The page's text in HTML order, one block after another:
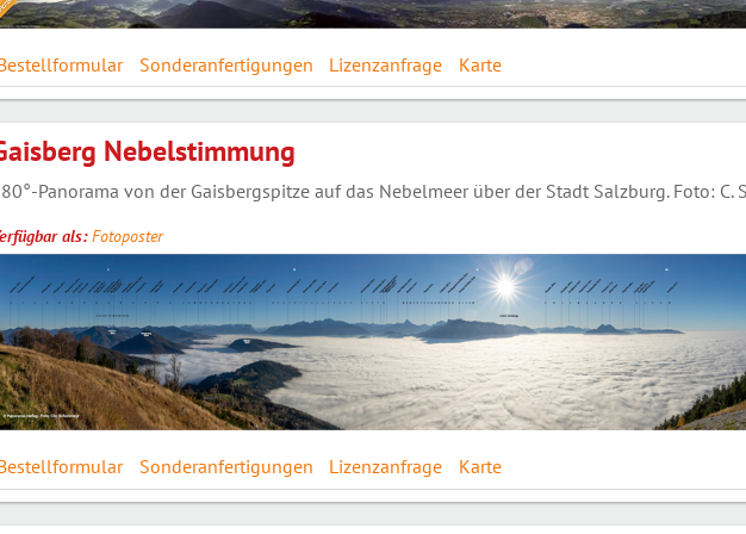
Sonderanfertigungen Lizenzanfrage Karte
Nebelstimmung
Panorama von der Gaisbergspitze auf das Nebelmeer über der Stadt Salzburg. Foto: C.
als:Fotoposter
Sonderanfertigungen Lizenzanfrage Karte